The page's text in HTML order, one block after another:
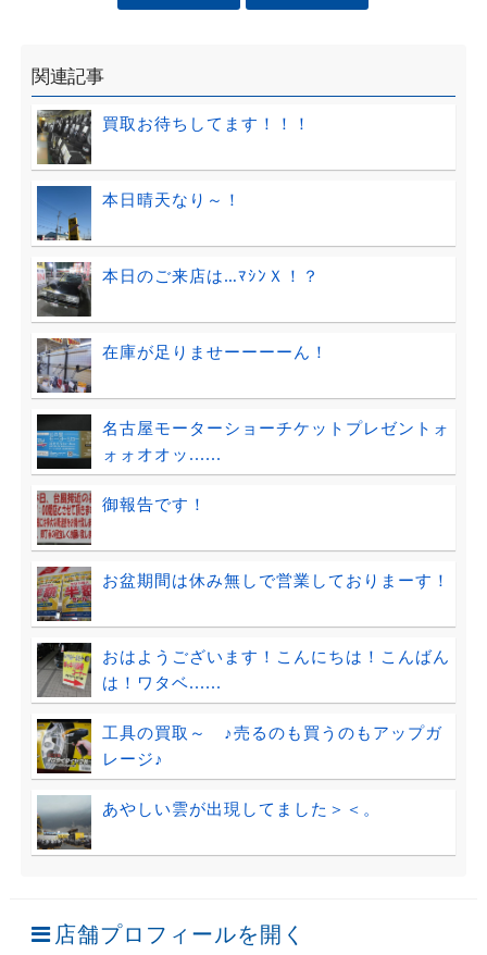
関連記事
買取お待ちしてます！！！
本日晴天なり～！
本日のご来店は…ﾏｼﾝＸ！？
在庫が足りませーーーーん！
名古屋モーターショーチケットプレゼントォ
ォォオオッ......
御報告です！
お盆期間は休み無しで営業しておりまーす！
おはようございます！こんにちは！こんばん
は！ワタベ......
工具の買取～ ♪売るのも買うのもアップガ
レージ♪
あやしい雲が出現してました＞＜。
店舗プロフィールを開く